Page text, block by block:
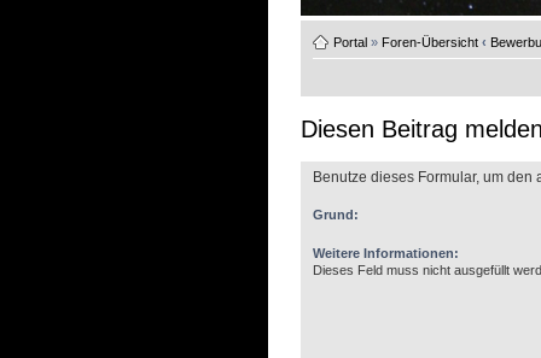
Portal » Foren-Übersicht ‹
Diesen Beitrag melden
Benutze dieses Formular, um
Grund:
Weitere Informationen:
Dieses Feld muss nicht ausgefüllt